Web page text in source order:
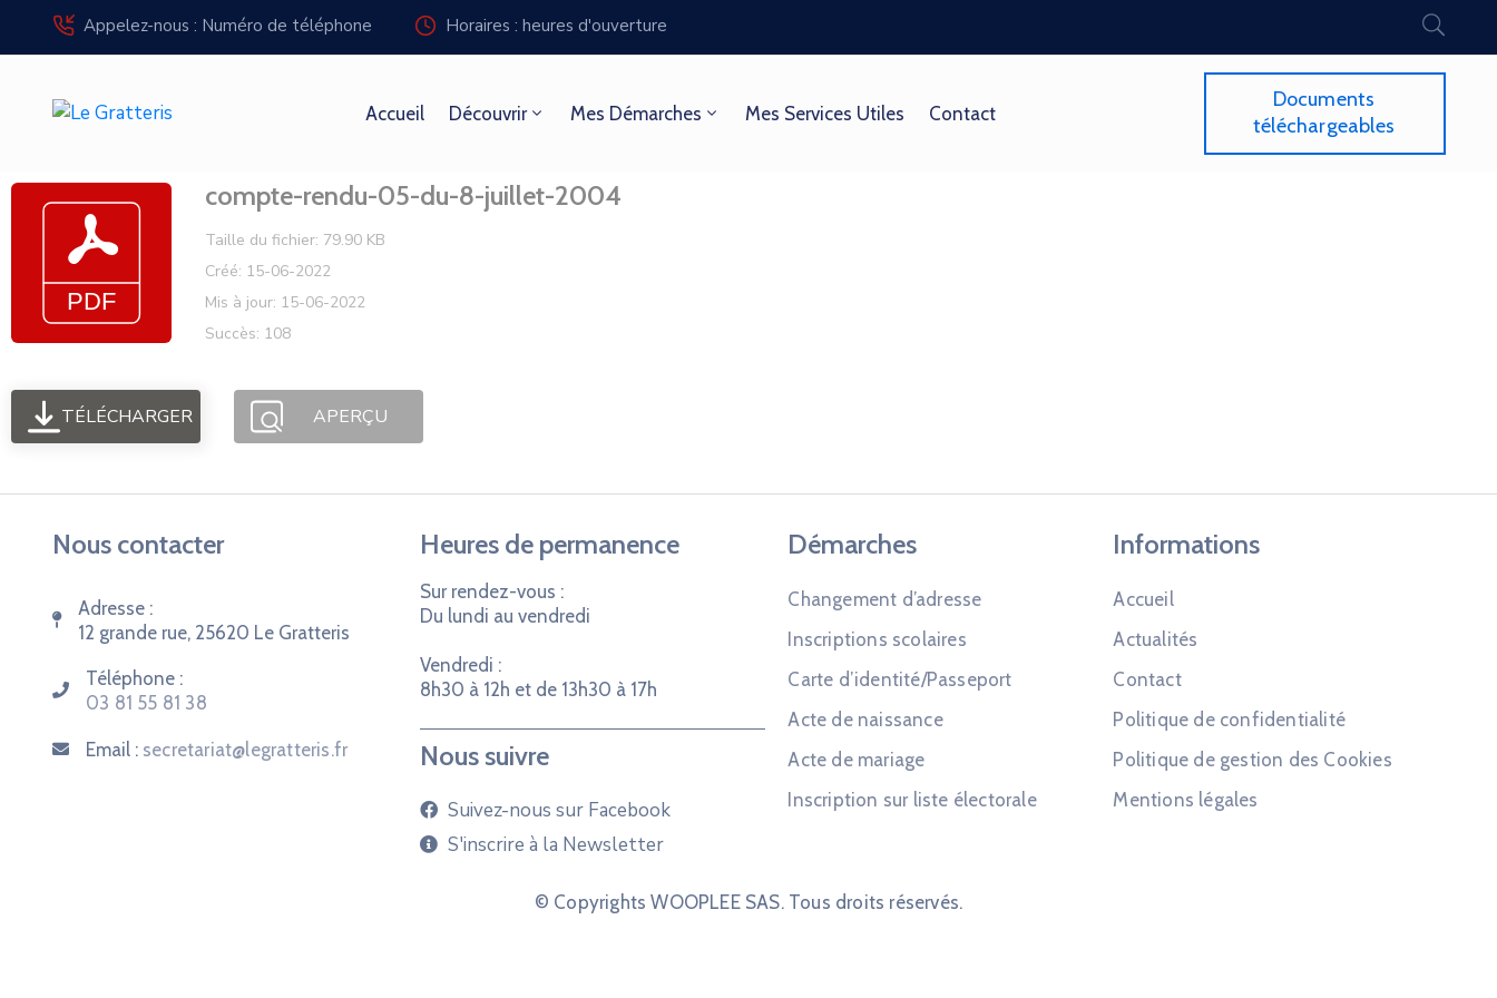
Appelez-nous : Numéro de téléphone Horaires : heures d'ouverture
Accueil Découvrir Mes Démarches Mes Services Utiles Contact
Documents
téléchargeables
compte-rendu-05-du-8-juillet-2004
Taille du fichier: 79.90 KB
Créé: 15-06-2022
Mis à jour: 15-06-2022
Succès: 108
TÉLÉCHARGER APERÇU
Nous contacter
Adresse :
12 grande rue, 25620 Le Gratteris
Téléphone :
03 81 55 81 38
Email : secretariat@legratteris.fr
Heures de permanence
Sur rendez-vous :
Du lundi au vendredi
Vendredi :
8h30 à 12h et de 13h30 à 17h
Nous suivre
Suivez-nous sur Facebook
S'inscrire à la Newsletter
Démarches
Changement d’adresse
Inscriptions scolaires
Carte d’identité/Passeport
Acte de naissance
Acte de mariage
Inscription sur liste électorale
Informations
Accueil
Actualités
Contact
Politique de confidentialité
Politique de gestion des Cookies
Mentions légales
© Copyrights WOOPLEE SAS. Tous droits réservés.
Panneau de gestion des cookies